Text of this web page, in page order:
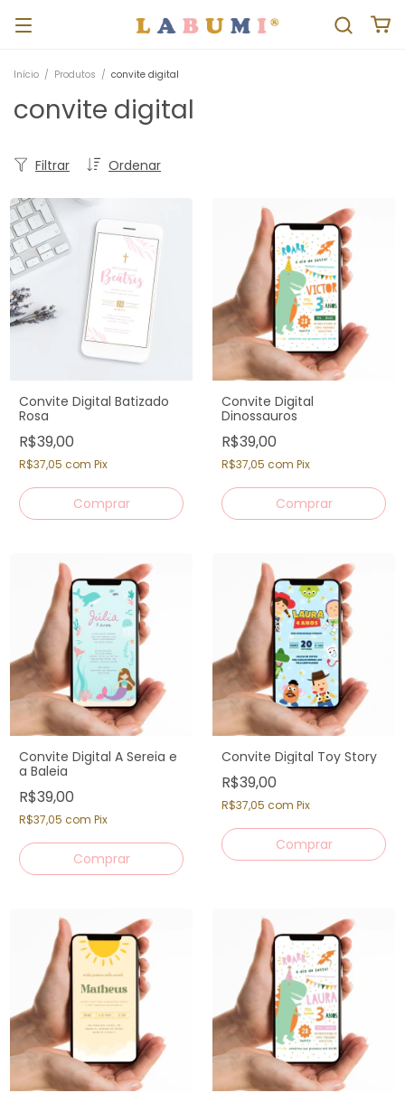
Início / Produtos / convite digital
convite digital
Ordenar
Filtrar
Convite Digital Batizado
Rosa
R$39,00
R$37,05 com Pix
Convite Digital
Dinossauros
R$39,00
R$37,05 com Pix
Convite Digital A Sereia e
a Baleia
R$39,00
R$37,05 com Pix
Convite Digital Toy Story
R$39,00
R$37,05 com Pix